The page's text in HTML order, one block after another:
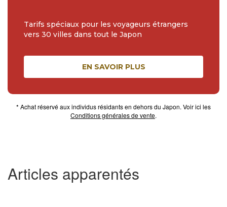
Articles apparentés
Tarifs spéciaux pour les voyageurs étrangers
vers 30 villes dans tout le Japon
EN SAVOIR PLUS
* Achat réservé aux individus résidants en dehors du Japon. Voir ici les
Conditions générales de vente.